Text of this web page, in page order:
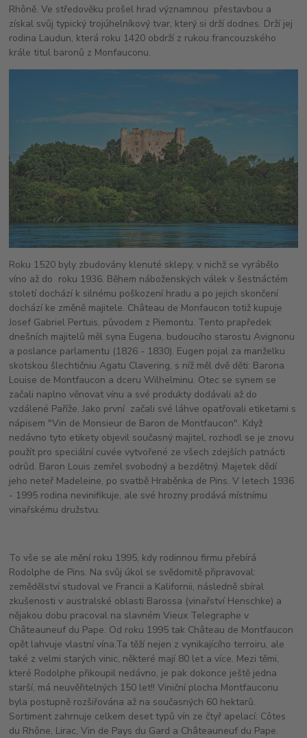
Rhôně. Ve středověku prošel hrad významnou přestavbou a
získal svůj typický trojúhelníkový tvar, který si drží dodnes. Drží jej
rodina Laudun, která roku 1420 obdrží z rukou francouzského
krále titul baronů z Monfauconu.
Roku 1520 byly zbudovány klenuté sklepy, v nichž se vyrábělo
víno až do roku 1936. Během náboženských válek v šestnáctém
století dochází k silnému poškození hradu a po jejich skončení
dochází ke změně majitele. Château de Monfaucon totiž kupuje
Josef Gabriel Pertuis, původem z Piemontu. Tento prapředek
dnešních majitelů měl syna Eugena, budoucího starostu Avignonu
a poslance parlamentu (1826 - 1830). Eugen pojal za manželku
skotskou šlechtičniu Agatu Clavering, s níž měl dvě děti: Barona
Louise de Montfaucon a dceru Wilhelminu. Otec se synem se
začali naplno věnovat vínu a své produkty dodávali až do
vzdálené Paříže. Jako první začali své láhve opatřovali etiketami s
nápisem "Vin de Monsieur de Baron de Montfaucon". Když
nedávno tyto etikety objevil současný majitel, rozhodl se je znovu
použít pro speciální cuvée vytvořené ze všech zdejších patnácti
odrůd. Baron Louis zemřel svobodný a bezdětný. Majetek dědí
jeho neteř Madeleine, po svatbě Hraběnka de Pins. V letech 1936
- 1995 rodina nevinifikuje, ale své hrozny prodává místnímu
vinařskému družstvu.
To vše se ale mění roku 1995, kdy rodinnou firmu přebírá
Rodolphe de Pins. Na svůj úkol se svědomitě připravoval:
zemědělství studoval ve Francii a Kalifornii, následně sbíral
zkušenosti v australské oblasti Barossa (vinařství Henschke) a
nějakou dobu pracoval na slavném Vieux Telegraphe v
Châteauneuf du Pape. Od roku 1995 tak Château de Montfaucon
opět lahvuje vlastní vína.Ta těží nejen z vynikajícího terroiru, ale
také z velmi starých vinic, některé mají 80 let a více. Mezi těmi,
které Rodolphe přikoupil nedávno, je pak dokonce ještě jedna
starší, má neuvěřitelných 150 let!! Viniční plocha Montfauconu
byla postupně rozšiřována až na současných 60 hektarů.
Sortiment zahrnuje celkem deset typů vín ze čtyř apelací: Côtes
du Rhône, Lirac, Vin de Pays du Gard a Châteauneuf du Pape.